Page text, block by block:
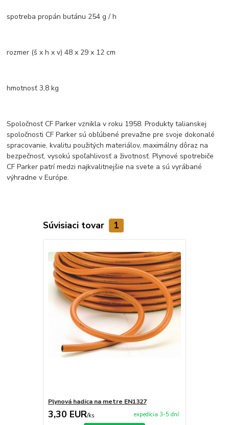
spotreba propán butánu 254 g / h
rozmer (š x h x v) 48 x 29 x 12 cm
hmotnosť 3,8 kg
Spoločnosť CF Parker vznikla v roku 1958. Produkty talianskej
spoločnosti CF Parker sú obľúbené prevažne pre svoje dokonalé
spracovanie, kvalitu použitých materiálov, maximálny dôraz na
bezpečnosť, vysokú spoľahlivosť a životnosť. Plynové spotrebiče
CF Parker patrí medzi najkvalitnejšie na svete a sú vyrábané
výhradne v Európe.
Súvisiaci tovar 1
Plynová hadica na metre EN1327
3,30 EUR/ks expedícia 3-5 dní